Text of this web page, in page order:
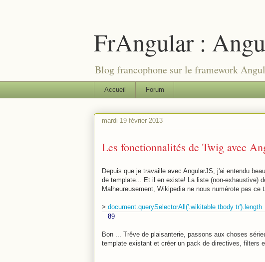
FrAngular :
Blog francophone sur le framework
Accueil Forum
mardi 19 février 2013
Les fonctionnalités de Twig avec
Depuis que je travaille avec AngularJS, j'ai entendu
de template... Et il en existe! La liste (non-exhaustive)
Malheureusement, Wikipedia ne nous numérote pas
> document.querySelectorAll('.wikitable tbody tr').length
89
Bon ... Trêve de plaisanterie, passons aux choses
template existant et créer un pack de directives, filters